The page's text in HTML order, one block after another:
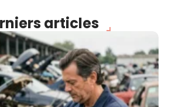
articles